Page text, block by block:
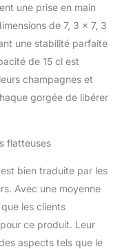
une prise en main
de 7, 3 x 7, 3
une stabilité parfaite
de 15 cl est
champagnes et
gorgée de libérer
flatteuses
bien traduite par les
Avec une moyenne
les clients
ce produit. Leur
aspects tels que le